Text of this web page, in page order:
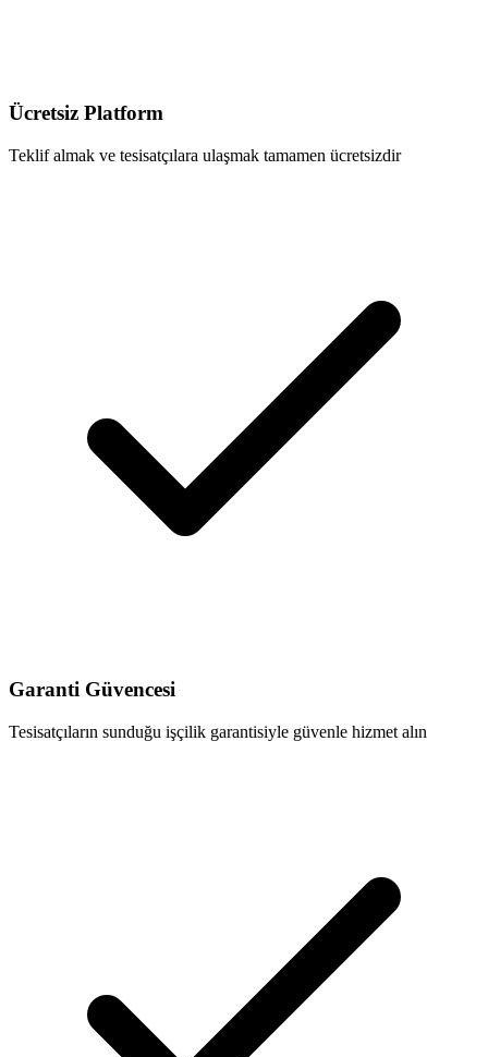
Ücretsiz Platform
Teklif almak ve tesisatçılara ulaşmak tamamen ücretsizdir
Garanti Güvencesi
Tesisatçıların sunduğu işçilik garantisiyle güvenle hizmet alın